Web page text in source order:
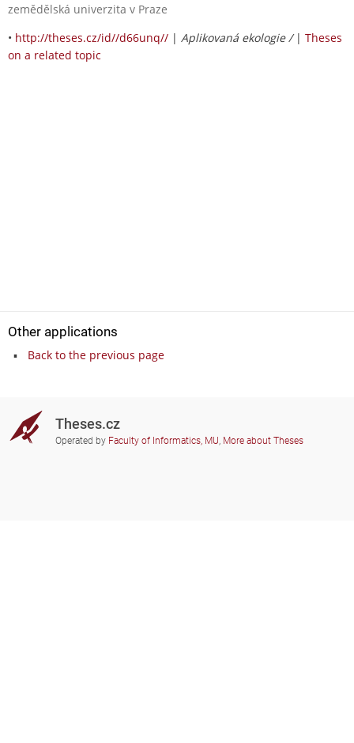
zemědělská univerzita v Praze
• http://theses.cz/id//d66unq// | Aplikovaná ekologie / | Theses
on a related topic
Other applications
Back to the previous page
Theses.cz
Operated by Faculty of Informatics, MU, More about Theses